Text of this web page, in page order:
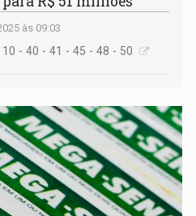
às 09:03
- 40 - 41 - 45 - 48 - 50